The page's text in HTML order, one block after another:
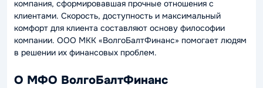
компания, сформировавшая прочные отношения с
клиентами. Скорость, доступность и максимальный
комфорт для клиента составляют основу философии
компании. ООО МКК «ВолгоБалтФинанс» помогает людям
в решении их финансовых проблем.
О МФО ВолгоБалтФинанс